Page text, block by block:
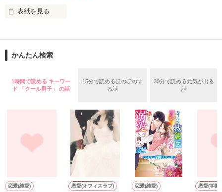
2026.6.5～2026.7.25
＊以前、公開していた話の改稿版です＊
表紙を見る
ションの企画戦略室で働いている。
めた、同期で恋人の石垣守（26）がいるのだが、後輩の姫原由
いた。
守と由羅から『便利屋雛子』と馬鹿にされ、一人こっそり泣い
た上、同居まで提案してきて──？
鷹哉『宜しくな、俺の雛子』🦅
雛子『俺の……ひぃ、雛子？！！！』🐥
シゴデキで冷徹な上司が見せる素顔は、なぜか想像以上に甘く
かんたん検索
1時間で読める キーワー
ド 「クール男子」 の話
15分で読めるほのぼのす
る話
30分で読める元気が出る
話
恋愛(純愛) 恋愛(オフィスラブ) 恋愛(純愛) 恋愛(学園)